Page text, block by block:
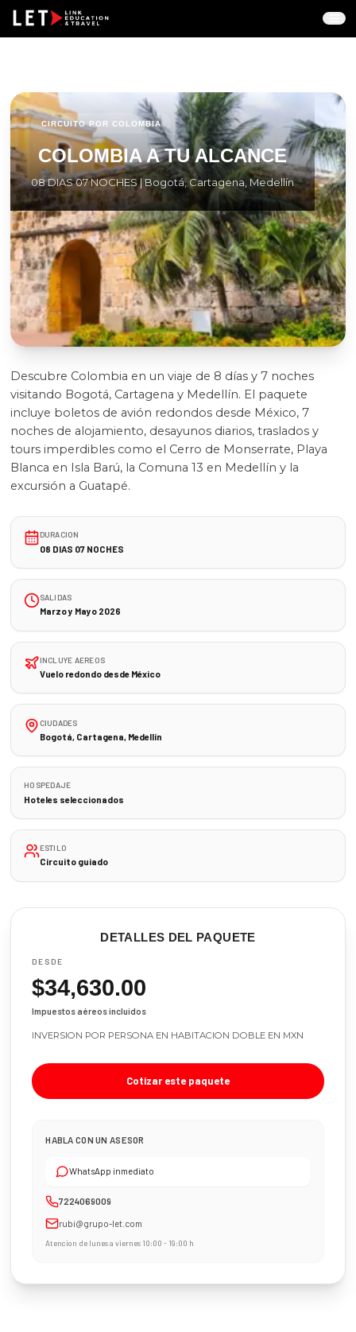
CIRCUITO POR COLOMBIA
COLOMBIA A TU ALCANCE
08 DIAS 07 NOCHES | Bogotá, Cartagena, Medellín
Descubre Colombia en un viaje de 8 días y 7 noches
visitando Bogotá, Cartagena y Medellín. El paquete
incluye boletos de avión redondos desde México, 7
noches de alojamiento, desayunos diarios, traslados y
tours imperdibles como el Cerro de Monserrate, Playa
Blanca en Isla Barú, la Comuna 13 en Medellín y la
excursión a Guatapé.
DURACION
08 DIAS 07 NOCHES
SALIDAS
Marzo y Mayo 2026
INCLUYE AEREOS
Vuelo redondo desde México
CIUDADES
Bogotá, Cartagena, Medellín
HOSPEDAJE
Hoteles seleccionados
ESTILO
Circuito guiado
DETALLES DEL PAQUETE
DESDE
$34,630.00
Impuestos aéreos incluidos
INVERSION POR PERSONA EN HABITACION DOBLE EN MXN
Cotizar este paquete
HABLA CON UN ASESOR
WhatsApp inmediato
7224069009
rubi@grupo-let.com
Atencion de lunes a viernes 10:00 - 19:00 h